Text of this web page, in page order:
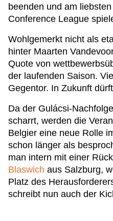
beenden und am
Conference League
Wohlgemerkt nicht als
hinter Maarten
Quote von
der laufenden Saison.
Gegentor. In Zukunft
Da der Gulácsi-
scharrt, werden die
Belgier eine neue Rolle
schon länger als
man intern mit einer
Blaswich aus Salzburg,
Platz des
schreibt nun auch der